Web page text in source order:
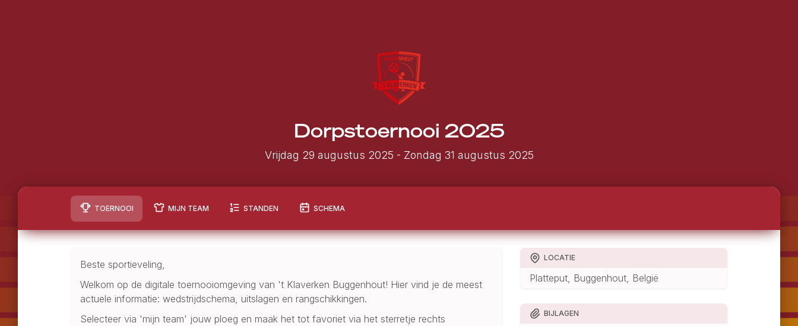
Dorpstoernooi 2025
Vrijdag 29 augustus 2025 - Zondag 31 augustus 2025
TOERNOOI MIJN TEAM STANDEN SCHEMA
Beste sportieveling,
Welkom op de digitale toernooiomgeving van 't Klaverken Buggenhout! Hier vind je de meest
actuele informatie: wedstrijdschema, uitslagen en rangschikkingen.
Selecteer via 'mijn team' jouw ploeg en maak het tot favoriet via het sterretje rechts
LOCATIE
Platteput, Buggenhout, België
BIJLAGEN